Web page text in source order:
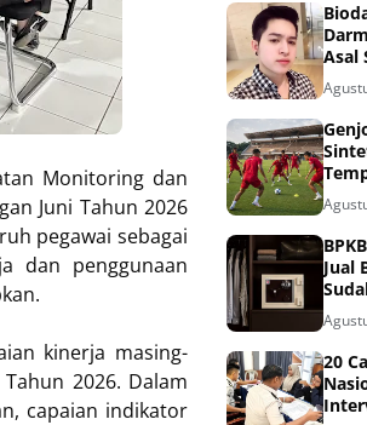
Monitoring dan
Juni Tahun 2026
pegawai sebagai
dan penggunaan
kinerja masing-
2026. Dalam
capaian indikator
Asal
Jual
di
20